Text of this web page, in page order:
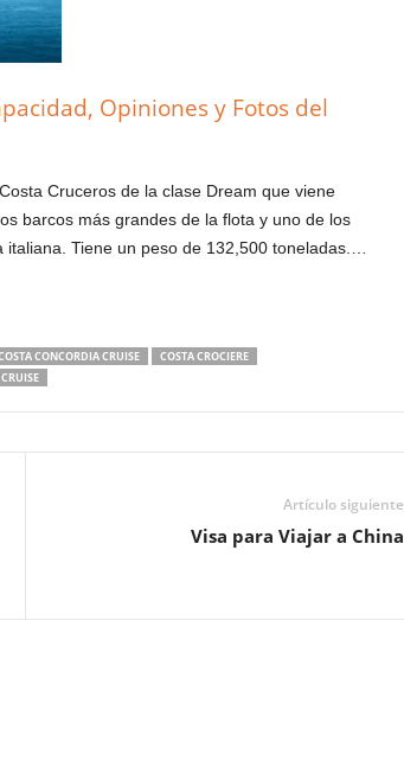
Opiniones y Fotos del
Cruceros de la clase Dream que viene
barcos más grandes de la flota y uno de los
Tiene un peso de 132,500 toneladas.…
CONCORDIA CRUISE
COSTA CROCIERE
CRUISE
Artículo siguiente
Visa para Viajar a China